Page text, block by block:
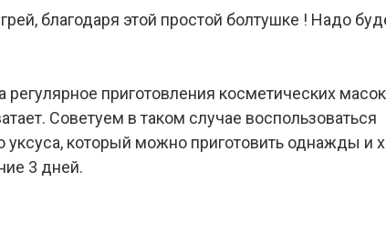
регулярное приготовления косметических масок
Советуем в таком случае воспользоваться
уксуса, который можно приготовить однажды и
3 дней.